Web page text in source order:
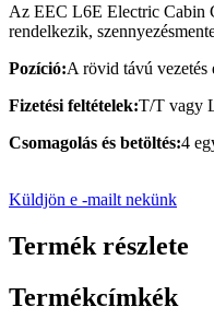
Az EEC L6E Electric Cabin
rendelkezik,
Pozíció:A rövid távú vezetés
Fizetési feltételek:T/T vagy
Csomagolás és betöltés:4
Küldjön e -mailt nekünk
Termék részlete
Termékcímkék